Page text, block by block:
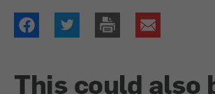
This could also